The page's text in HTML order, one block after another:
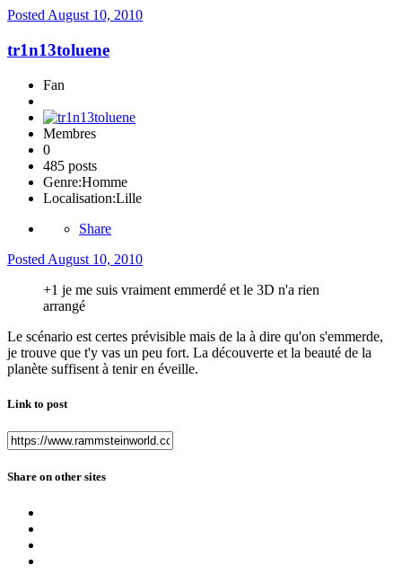
PostedAugust 10, 2010
tr1n13toluene
Fan
Membres
0
485 posts
Genre:Homme
Localisation:Lille
Share
Posted August 10, 2010
+1 je me suis vraiment emmerdé et le 3D n'a rien
arrangé
Le scénario est certes prévisible mais de la à dire qu'on s'emmerde,
je trouve que t'y vas un peu fort. La découverte et la beauté de la
planète suffisent à tenir en éveille.
Link to post
Share on other sites